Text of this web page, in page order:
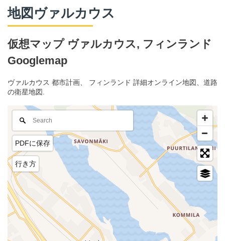
地図ヴァルカウス
仮想マップ ヴァルカウス, フィンランド
Googlemap
ヴァルカウス 都市計画、 フィンランド 詳細オンライン地図、道路
の衛星地図.
PDFに保存
行き方